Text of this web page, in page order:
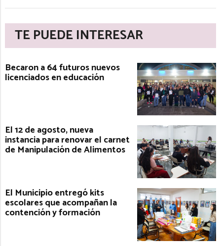
TE PUEDE INTERESAR
Becaron a 64 futuros nuevos
licenciados en educación
El 12 de agosto, nueva
instancia para renovar el carnet
de Manipulación de Alimentos
El Municipio entregó kits
escolares que acompañan la
contención y formación